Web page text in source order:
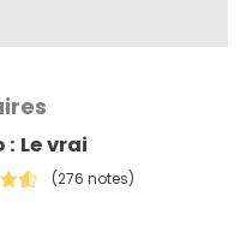
: Le vrai
(276 notes)